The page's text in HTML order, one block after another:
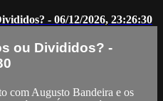
- 06/12/2026, 23:26:30
ou Divididos? -
com Augusto Bandeira e os